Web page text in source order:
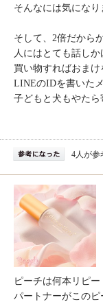
そんなには気になり
そして、2倍だから
人にはとても話しか
買い物すればおま
LINEのIDを書いた
子どもと犬もやた
4人が参
ピーチは何本リピー
パートナーがこの